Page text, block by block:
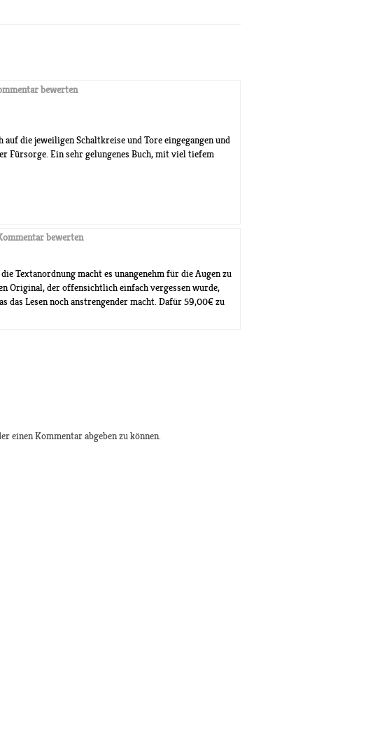
bewerten
die jeweiligen Schaltkreise und Tore eingegangen und
Fürsorge. Ein sehr gelungenes Buch, mit viel tiefem
bewerten
Textanordnung macht es unangenehm für die Augen zu
Original, der offensichtlich einfach vergessen wurde,
das Lesen noch anstrengender macht. Dafür 59,00€ zu
einen Kommentar abgeben zu können.